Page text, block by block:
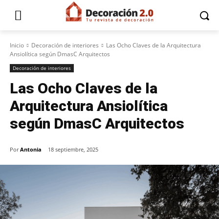
Inicio Decoración de interiores
Las Ocho Claves de la Arquitectura
Ansiolítica según DmasC Arquitectos
Decoración de interiores
Las Ocho Claves de la
Arquitectura Ansiolítica
según DmasC Arquitectos
Por Antonia 18 septiembre, 2025